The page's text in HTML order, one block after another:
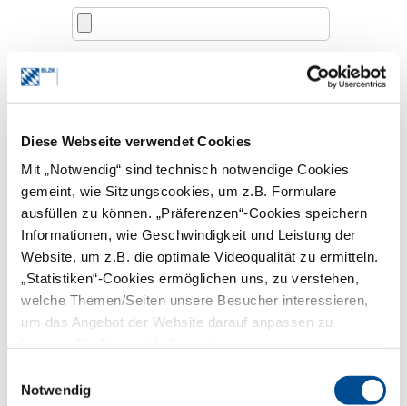
Diese Webseite verwendet Cookies
Mit „Notwendig“ sind technisch notwendige Cookies
gemeint, wie Sitzungscookies, um z.B. Formulare
ausfüllen zu können. „Präferenzen“-Cookies speichern
Informationen, wie Geschwindigkeit und Leistung der
Website, um z.B. die optimale Videoqualität zu ermitteln.
„Statistiken“-Cookies ermöglichen uns, zu verstehen,
welche Themen/Seiten unsere Besucher interessieren,
um das Angebot der Website darauf anpassen zu
Notwendig
Vorname:
Nachname:*
E-Mail:*